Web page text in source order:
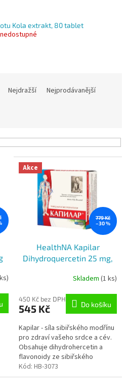
Kola extrakt, 80 tablet
Nejdražší
Nejprodávanější
Akce
779 Kč
–30 %
HealthNA Kapilar
Dihydroquercetin 25 mg,
Skladem (1 ks)
450 Kč bez DPH
545 Kč Do košíku
Kapilar - síla sibiřského modřínu
pro zdraví vašeho srdce a cév.
Obsahuje dihydrohercetin a
flavonoidy ze sibiřského
modřínu – zejména taxifolin.
Tyto přírodní složky mají...
Kód: HB-3073